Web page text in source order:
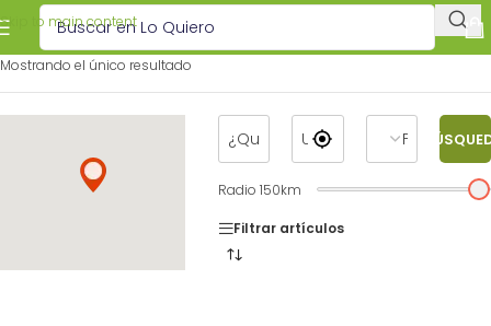
Skip to main content
Mostrando el único resultado
Radio150km
Filtrar artículos